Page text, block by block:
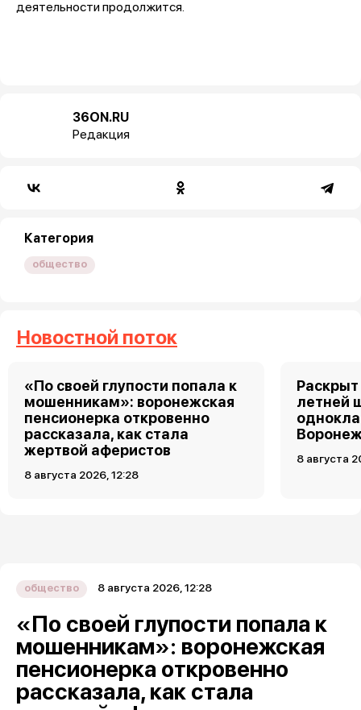
деятельности продолжится.
36ON.RU
Редакция
Категория
общество
Новостной поток
«По своей глупости попала к
мошенникам»: воронежская
пенсионерка откровенно
рассказала, как стала
жертвой аферистов
8 августа 2026, 12:28
летней
8 августа
общество 8 августа 2026, 12:28
«По своей глупости попала к
мошенникам»: воронежская
пенсионерка откровенно
рассказала, как стала